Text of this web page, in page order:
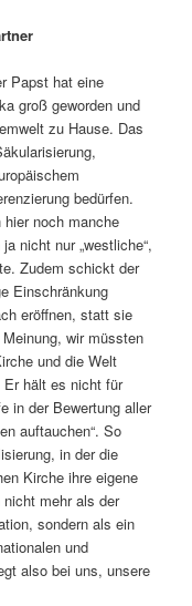
Papst hat eine
groß geworden und
zu Hause. Das
bedürfen.
noch manche
nicht nur „westliche“,
Zudem schickt der
Einschränkung
eröffnen, statt sie
wir müssten
und die Welt
Er hält es nicht für
in der Bewertung aller
auftauchen“. So
in der die
Kirche ihre eigene
mehr als der
sondern als ein
und
also bei uns, unsere